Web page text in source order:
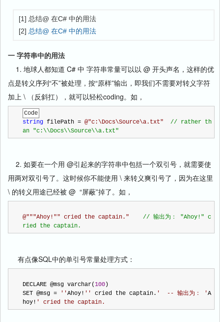
[1] 总结@ 在C# 中的用法
[2] 总结@ 在C# 中的用法
一 字符串中的用法
1. 地球人都知道 C# 中 字符串常量可以以 @ 开头声名，这样的优
点是转义序列“不”被处理，按“原样”输出，即我们不需要对转义字符
加上 \ （反斜扛），就可以轻松coding。如，
Code
string filePath = @"c:\Docs\Source\a.txt" // rather th
an "c:\\Docs\\Source\\a.txt"
2. 如要在一个用 @引起来的字符串中包括一个双引号，就需要使
用两对双引号了。这时候你不能使用 \ 来转义爽引号了，因为在这里
\ 的转义用途已经被 @ “屏蔽”掉了。如，
@"""Ahoy!"" cried the captain. " // 输出为： "Ahoy!" c
ried the captain.
有点像SQL中的单引号常量处理方式：
DECLARE @msg varchar(100 )
SET @msg = ''Ahoy ! '' cried the captain. '
  -- 输出为：
'A
hoy ! ' cried the captain.